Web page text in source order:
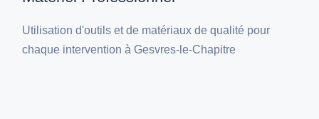
Utilisation d'outils et de matériaux de qualité pour
chaque intervention à Gesvres-le-Chapitre